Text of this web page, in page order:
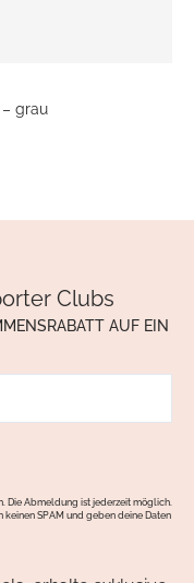
grau
Clubs
AUF EIN
Die Abmeldung ist jederzeit möglich.
SPAM und geben deine Daten